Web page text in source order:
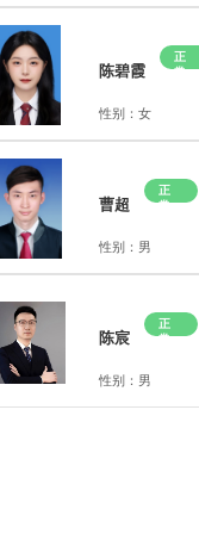
陈碧霞
正
常
性别：女
曹超
正
常
性别：男
陈宸
正
常
性别：男